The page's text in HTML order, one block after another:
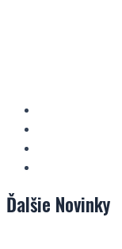
Ďalšie Novinky